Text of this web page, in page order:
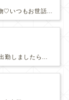
ホワイトデイに頂いた美味しい物♡いつもお世話になっているゲートブリッジの千葉さんからピエールマルコリーニのチョコレート頂きました…